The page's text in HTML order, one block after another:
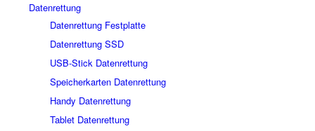
Datenrettung
Datenrettung Festplatte
Datenrettung SSD
USB-Stick Datenrettung
Speicherkarten Datenrettung
Handy Datenrettung
Tablet Datenrettung